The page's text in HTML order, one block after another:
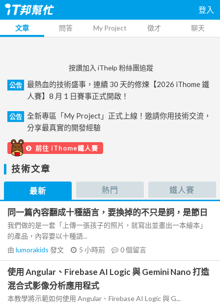
登入
文章 問答 My Project 徵才 聊天
按讚加入 iThelp 粉絲團追蹤
公告
最熱血的技術盛事，連續 30 天的修煉【2026 iThome 鐵
人賽】8 月 1 日賽事正式開啟！
公告
全新專區「My Project」正式上線！邀請你用技術交流，
分享最真實的開發經驗
前往 iThome鐵人賽
技術文章
最新 熱門 鐵人賽
同一篇內容翻成十種語言，要換掉的不只是詞，是節日
我們做的是一套「上傳一張孩子的照片，就寫出並畫出一本繪本」
的產品，內容要以十種語...
由 lumorakids 發文 5 小時前 0個留言
使用 Angular、Firebase AI Logic 與 Gemini Nano 打造
混合式影像分析應用程式
本教學將示範如何使用 Angular、Firebase AI Logic 與 G...